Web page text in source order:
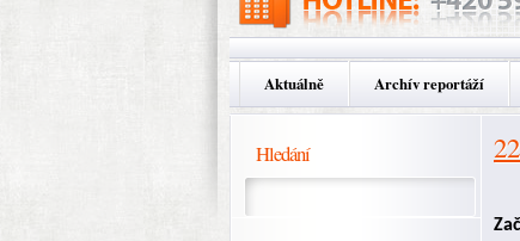
Aktuálně Archív reportáží
Hledání